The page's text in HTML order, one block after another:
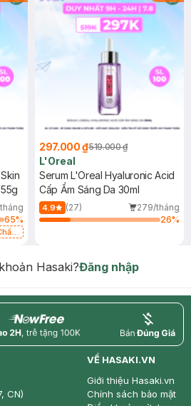
65%
297.000 ₫519.000 ₫
L'Oreal
Serum L'Oreal Hyaluronic Acid
Cấp Ẩm Sáng Da 30ml
4.9 (27)
279/tháng
26%
Hasaki?Đăng nhập
price
CN)
VỀ HASAKI.VN
Giới thiệu Hasaki.vn
Chính sách bảo mật